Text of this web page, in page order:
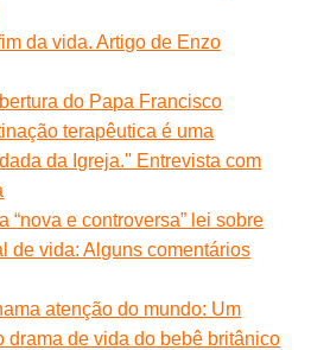
da vida. Artigo de Enzo
do Papa Francisco
terapêutica é uma
da Igreja.'' Entrevista com
“nova e controversa” lei sobre
de vida: Alguns comentários
atenção do mundo: Um
drama de vida do bebê britânico